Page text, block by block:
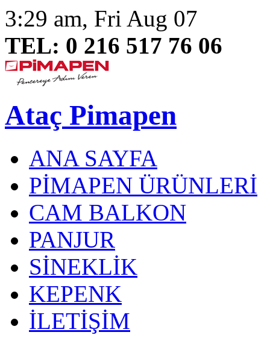
3:29 am, Fri Aug 07
TEL: 0 216 517 76 06
Ataç Pimapen
ANA SAYFA
PİMAPEN ÜRÜNLERİ
CAM BALKON
PANJUR
SİNEKLİK
KEPENK
İLETİŞİM